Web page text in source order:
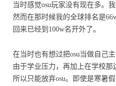
当时感觉osu玩家没有现在多。
然而在那时候我的全球排名是
回来已经到100w名开外了。
在当时也有想过把osu当做自己
由于学业压力，再加上在学校那
所以只能放弃osu。即使是寒暑